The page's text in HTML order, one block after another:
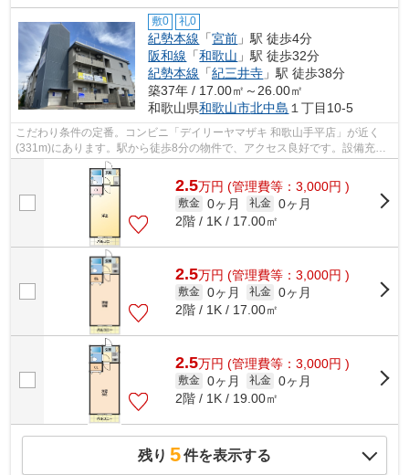
敷0 礼0
紀勢本線 「宮前 」駅 徒歩4分
阪和線 「和歌山 」駅 徒歩32分
紀勢本線 「紀三井寺 」駅 徒歩38分
築37年 / 17.00㎡～26.00㎡
和歌山県和歌山市北中島 １丁目10-5
こだわり条件の定番。コンビニ「デイリーヤマザキ 和歌山手平店」が近く
(331m)にあります。駅から徒歩8分の物件で、アクセス良好です。設備充
実、防犯性も高い安心のマンション物件で...
2.5万円 (管理費等：3,000円 )
敷金 0ヶ月 礼金 0ヶ月
2階 / 1K / 17.00㎡
2.5万円 (管理費等：3,000円 )
敷金 0ヶ月 礼金 0ヶ月
2階 / 1K / 17.00㎡
2.5万円 (管理費等：3,000円 )
敷金 0ヶ月 礼金 0ヶ月
2階 / 1K / 19.00㎡
残り 5件を表示する